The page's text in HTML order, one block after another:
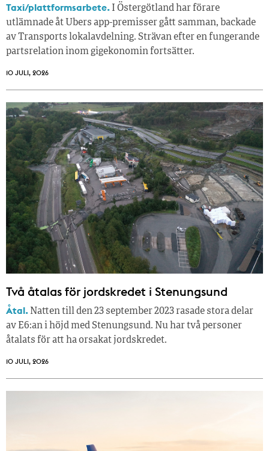
Taxi/plattformsarbete. I Östergötland har förare
utlämnade åt Ubers app-premisser gått samman, backade
av Transports lokalavdelning. Strävan efter en fungerande
partsrelation inom gigekonomin fortsätter.
10 JULI, 2026
Två åtalas för jordskredet i Stenungsund
Åtal. Natten till den 23 september 2023 rasade stora delar
av E6:an i höjd med Stenungsund. Nu har två personer
åtalats för att ha orsakat jordskredet.
10 JULI, 2026